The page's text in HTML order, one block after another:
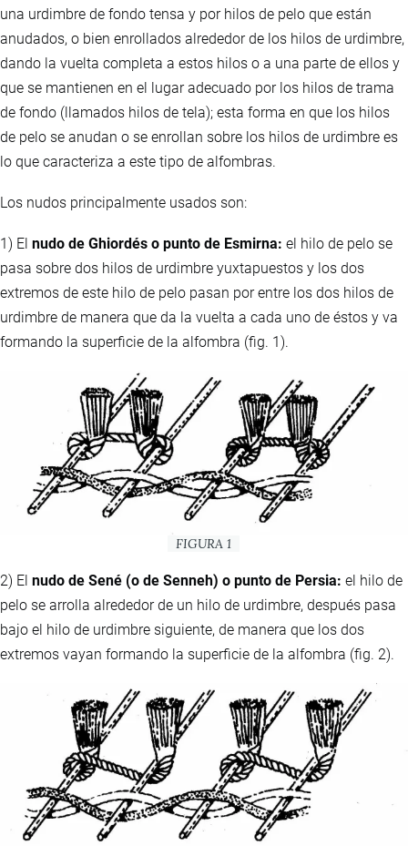
una urdimbre de fondo tensa y por hilos de pelo que están
anudados, o bien enrollados alrededor de los hilos de urdimbre,
dando la vuelta completa a estos hilos o a una parte de ellos y
que se mantienen en el lugar adecuado por los hilos de trama
de fondo (llamados hilos de tela); esta forma en que los hilos
de pelo se anudan o se enrollan sobre los hilos de urdimbre es
lo que caracteriza a este tipo de alfombras.
Los nudos principalmente usados son:
1) El nudo de Ghiordés o punto de Esmirna: el hilo de pelo se
pasa sobre dos hilos de urdimbre yuxtapuestos y los dos
extremos de este hilo de pelo pasan por entre los dos hilos de
urdimbre de manera que da la vuelta a cada uno de éstos y va
formando la superficie de la alfombra (fig. 1).
FIGURA 1
2) El nudo de Sené (o de Senneh) o punto de Persia: el hilo de
pelo se arrolla alrededor de un hilo de urdimbre, después pasa
bajo el hilo de urdimbre siguiente, de manera que los dos
extremos vayan formando la superficie de la alfombra (fig. 2).